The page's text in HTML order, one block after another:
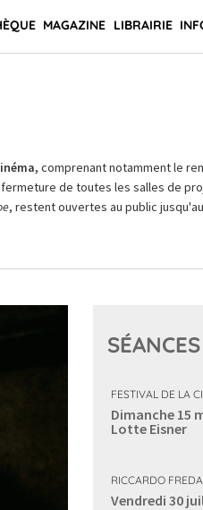
MAGAZINE LIBRAIRIE
comprenant notamment le
de toutes les salles de
, restent ouvertes au public
FESTIVAL DE LA
Dimanche 15
Lotte Eisner
RICCARDO FREDA
Vendredi 30